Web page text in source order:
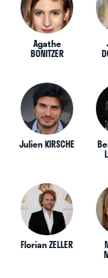
Agathe
BONITZER
Julien KIRSCHE
Florian ZELLER